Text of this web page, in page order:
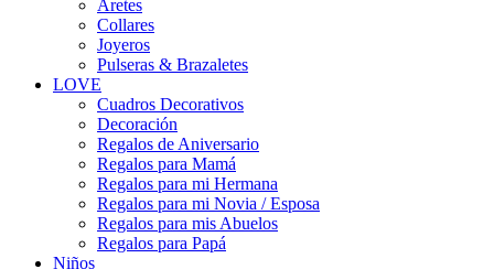
Aretes
Collares
Joyeros
Pulseras & Brazaletes
LOVE
Cuadros Decorativos
Decoración
Regalos de Aniversario
Regalos para Mamá
Regalos para mi Hermana
Regalos para mi Novia / Esposa
Regalos para mis Abuelos
Regalos para Papá
Niños